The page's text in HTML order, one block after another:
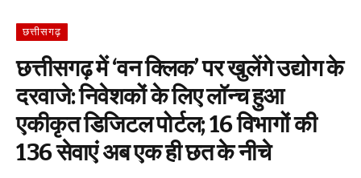
छत्तीसगढ़
छत्तीसगढ़ में ‘वन क्लिक’ पर खुलेंगे उद्योग के
दरवाजे: निवेशकों के लिए लॉन्च हुआ
एकीकृत डिजिटल पोर्टल; 16 विभागों की
136 सेवाएं अब एक ही छत के नीचे